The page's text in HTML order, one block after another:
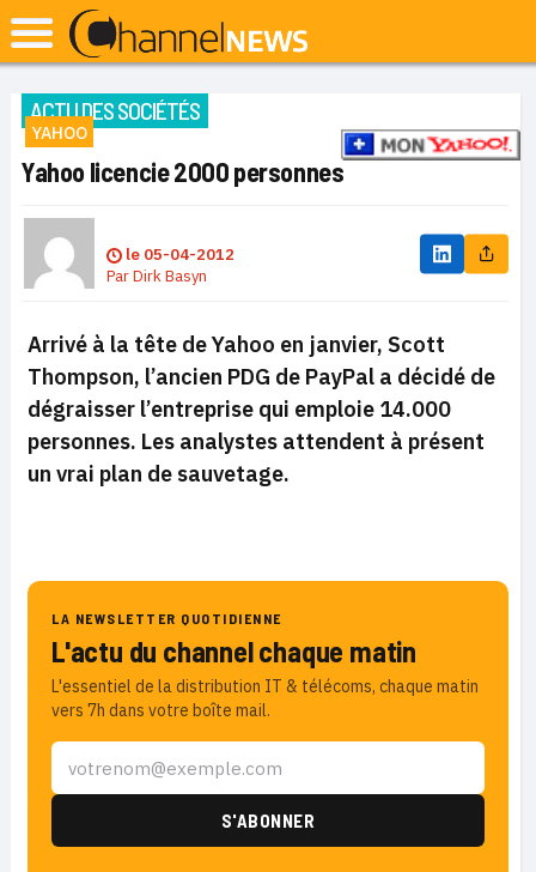
ACTU DES SOCIÉTÉS
YAHOO
Yahoo licencie 2000 personnes
le 05-04-2012
ParDirk Basyn
Arrivé à la tête de Yahoo en janvier, Scott
Thompson, l’ancien PDG de PayPal a décidé de
dégraisser l’entreprise qui emploie 14.000
personnes. Les analystes attendent à présent
un vrai plan de sauvetage.
LA NEWSLETTER QUOTIDIENNE
L'actu du channel chaque matin
L'essentiel de la distribution IT & télécoms, chaque matin
vers 7h dans votre boîte mail.